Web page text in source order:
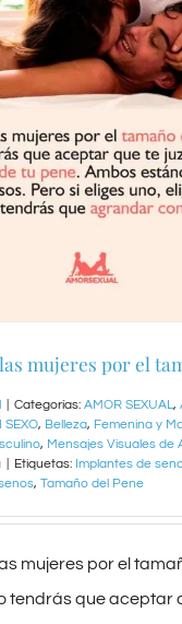
mujeres por el
Categorías: AMOR SEXUAL,
SEXO, Belleza, Femenina y
, Mensajes Visuales de
Etiquetas: Implantes de
, Tamaño del Pene
mujeres por el
tendrás que aceptar